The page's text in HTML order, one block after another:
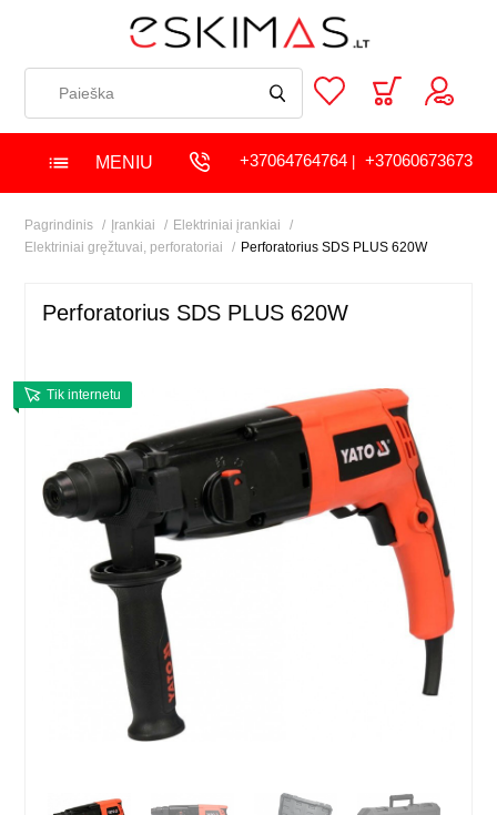
MENIU +37064764764| +37060673673
Pagrindinis Įrankiai
Elektriniai įrankiai
Elektriniai gręžtuvai, perforatoriai
Perforatorius SDS PLUS 620W
Perforatorius SDS PLUS 620W
Tik internetu